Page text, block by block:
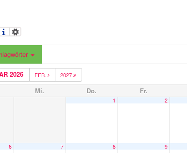
2026 FEB. 2027
Mi. Do. Fr.
1 2
6 7 8 9